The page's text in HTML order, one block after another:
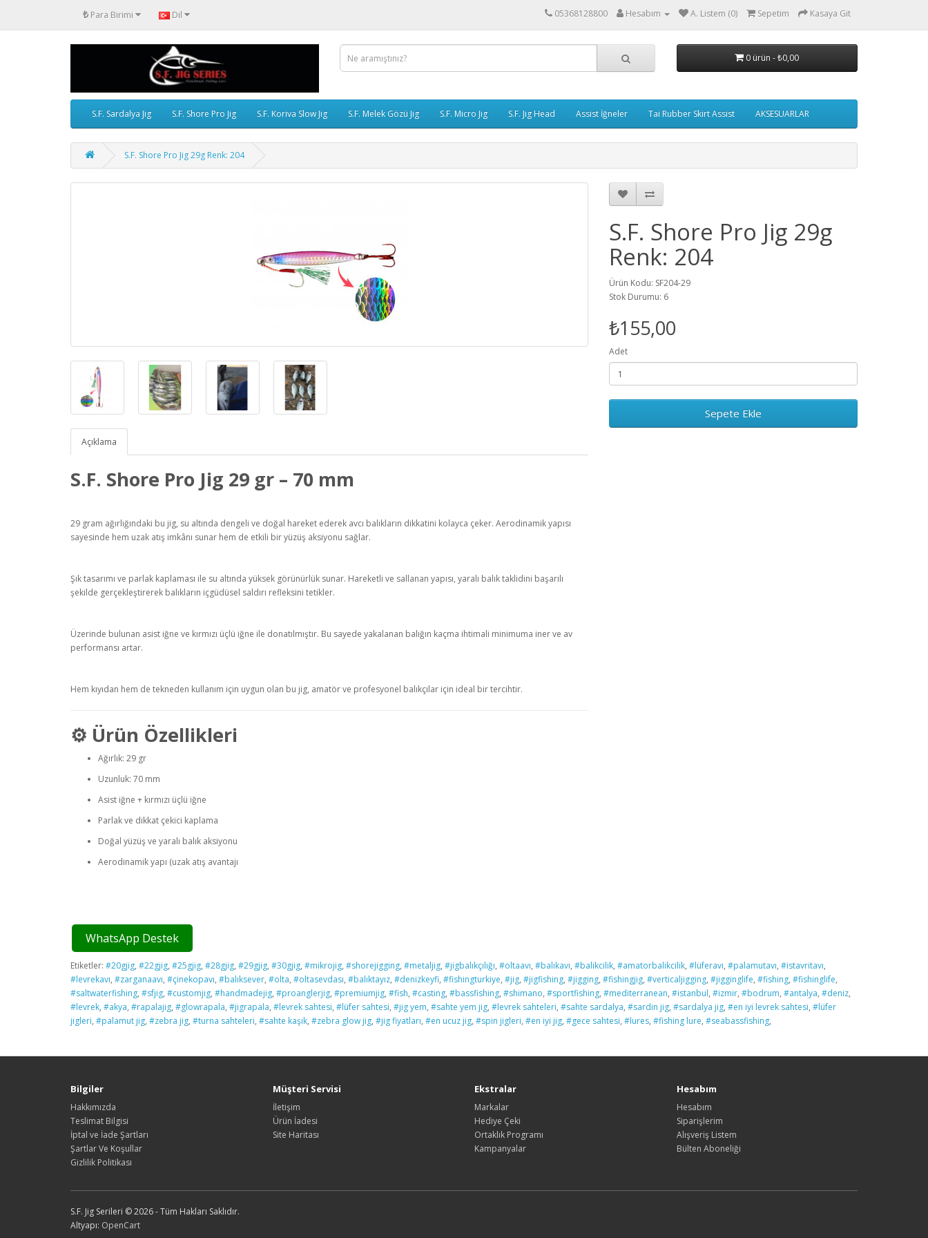
₺ Para Birimi Dil 05368128800 Hesabım A. Listem (0) Sepetim Kasaya Git
0 ürün - ₺0,00
S.F. Sardalya Jig S.F. Shore Pro Jig S.F. Koriva Slow Jig S.F. Melek Gözü Jig S.F. Micro Jig S.F. Jig Head Assist İğneler Tai Rubber Skirt Assist AKSESUARLAR
S.F. Shore Pro Jig 29g Renk: 204
Açıklama
S.F. Shore Pro Jig 29 gr – 70 mm
29 gram ağırlığındaki bu jig, su altında dengeli ve doğal hareket ederek avcı balıkların dikkatini kolayca çeker. Aerodinamik yapısı
sayesinde hem uzak atış imkânı sunar hem de etkili bir yüzüş aksiyonu sağlar.
Şık tasarımı ve parlak kaplaması ile su altında yüksek görünürlük sunar. Hareketli ve sallanan yapısı, yaralı balık taklidini başarılı
şekilde gerçekleştirerek balıkların içgüdüsel saldırı refleksini tetikler.
Üzerinde bulunan asist iğne ve kırmızı üçlü iğne ile donatılmıştır. Bu sayede yakalanan balığın kaçma ihtimali minimuma iner ve av
performansı artar.
Hem kıyıdan hem de tekneden kullanım için uygun olan bu jig, amatör ve profesyonel balıkçılar için ideal bir tercihtir.
⚙️ Ürün Özellikleri
Ağırlık: 29 gr
Uzunluk: 70 mm
Asist iğne + kırmızı üçlü iğne
Parlak ve dikkat çekici kaplama
Doğal yüzüş ve yaralı balık aksiyonu
Aerodinamik yapı (uzak atış avantajı
WhatsApp Destek
S.F. Shore Pro Jig 29g
Renk: 204
Ürün Kodu: SF204-29
Stok Durumu: 6
₺155,00
Adet
Sepete Ekle
Etiketler: #20gjig, #22gjig, #25gjig, #28gjig, #29gjig, #30gjig, #mikrojig, #shorejigging, #metaljig, #jigbalıkçılığı, #oltaavı, #balıkavı, #balikcilik, #amatorbalikcilik, #lüferavı, #palamutavı, #istavritavı,
#levrekavı, #zarganaavı, #çinekopavı, #balıksever, #olta, #oltasevdası, #balıktayız, #denizkeyfi, #fishingturkiye, #jig, #jigfishing, #jigging, #fishingjig, #verticaljigging, #jigginglife, #fishing, #fishinglife,
#saltwaterfishing, #sfjig, #customjig, #handmadejig, #proanglerjig, #premiumjig, #fish, #casting, #bassfishing, #shimano, #sportfishing, #mediterranean, #istanbul, #izmir, #bodrum, #antalya, #deniz,
#levrek, #akya, #rapalajig, #glowrapala, #jigrapala, #levrek sahtesi, #lüfer sahtesi, #jig yem, #sahte yem jig, #levrek sahteleri, #sahte sardalya, #sardin jig, #sardalya jig, #en iyi levrek sahtesi, #lüfer
jigleri, #palamut jig, #zebra jig, #turna sahteleri, #sahte kaşık, #zebra glow jig, #jig fiyatları, #en ucuz jig, #spin jigleri, #en iyi jig, #gece sahtesi, #lures, #fishing lure, #seabassfishing,
Bilgiler
Hakkımızda
Teslimat Bilgisi
İptal ve İade Şartları
Şartlar Ve Koşullar
Gizlilik Politikası
Müşteri Servisi
İletişim
Ürün İadesi
Site Haritası
Ekstralar
Markalar
Hediye Çeki
Ortaklık Programı
Kampanyalar
Hesabım
Hesabım
Siparişlerim
Alışveriş Listem
Bülten Aboneliği
S.F. Jig Serileri © 2026 - Tüm Hakları Saklıdır.
Altyapı: OpenCart